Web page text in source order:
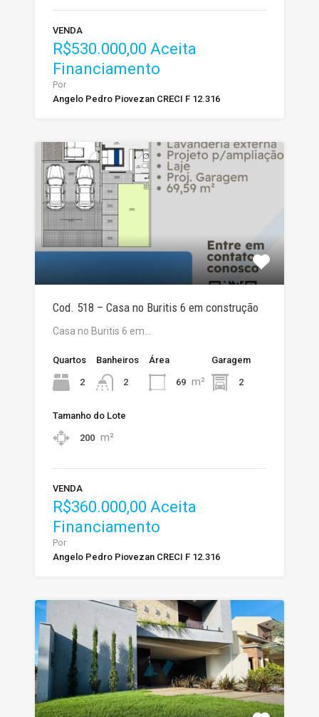
VENDA
R$530.000,00 Aceita
Financiamento
Por
Angelo Pedro Piovezan CRECI F 12.316
Cod. 518 – Casa no Buritis 6 em construção
Casa no Buritis 6 em…
Quartos
2
Banheiros
2
Área
69 m²
Garagem
2
Tamanho do Lote
200 m²
VENDA
R$360.000,00 Aceita
Financiamento
Por
Angelo Pedro Piovezan CRECI F 12.316